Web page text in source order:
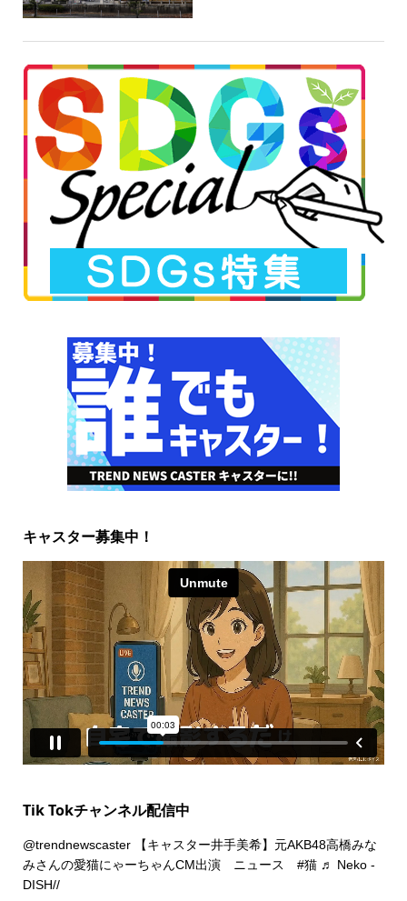
キャスター募集中！
Tik Tokチャンネル配信中
@trendnewscaster【キャスター井手美希】元AKB48高橋みな
みさんの愛猫にゃーちゃんCM出演 ニュース #猫 ♬ Neko -
DISH//